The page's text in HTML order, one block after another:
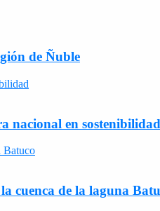
de Ñuble
nacional en sostenibilidad
cuenca de la laguna